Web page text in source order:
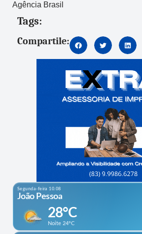
Agência Brasil
Tags:
Compartile: